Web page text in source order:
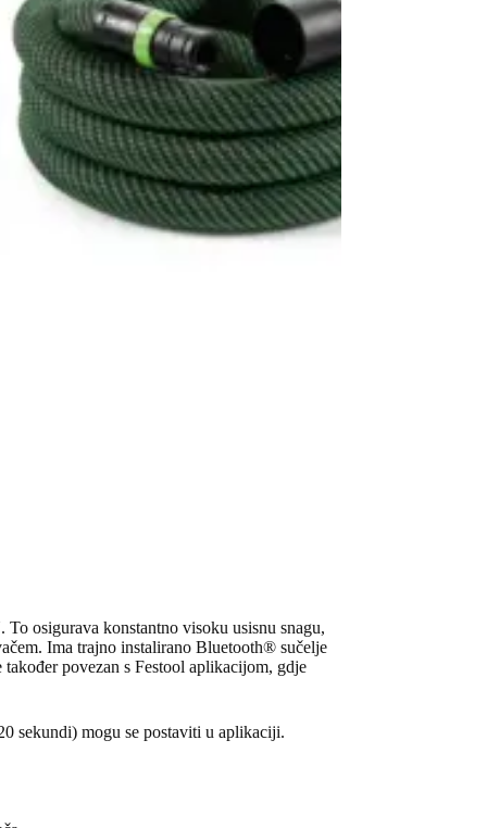
osigurava konstantno visoku usisnu snagu,
Ima trajno instalirano Bluetooth® sučelje
povezan s Festool aplikacijom, gdje
sekundi) mogu se postaviti u aplikaciji.